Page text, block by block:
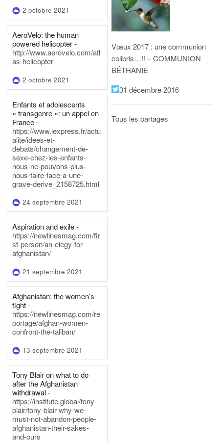
2 octobre 2021
AeroVelo: the human
powered helicopter -
http://www.aerovelo.com/atl
as-helicopter
2 octobre 2021
Enfants et adolescents
« transgenre »: un appel en
France -
https://www.lexpress.fr/actu
alite/idees-et-
debats/changement-de-
sexe-chez-les-enfants-
nous-ne-pouvons-plus-
nous-taire-face-a-une-
grave-derive_2158725.html
24 septembre 2021
Aspiration and exile -
https://newlinesmag.com/fir
st-person/an-elegy-for-
afghanistan/
21 septembre 2021
Afghanistan: the women’s
fight -
https://newlinesmag.com/re
portage/afghan-women-
confront-the-taliban/
13 septembre 2021
Tony Blair on what to do
after the Afghanistan
withdrawal -
https://institute.global/tony-
blair/tony-blair-why-we-
must-not-abandon-people-
afghanistan-their-sakes-
and-ours
Vœux 2017 : une communion
colibris…!! – COMMUNION
BÉTHANIE
31 décembre 2016
Tous les partages